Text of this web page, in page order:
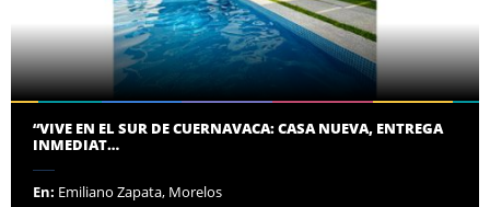
“VIVE EN EL SUR DE CUERNAVACA: CASA NUEVA, ENTREGA
INMEDIAT…
En: Emiliano Zapata, Morelos